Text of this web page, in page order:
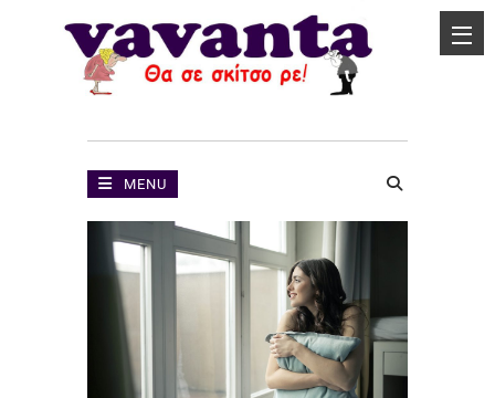
MENU